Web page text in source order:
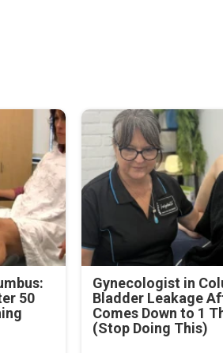
50
Gynecologist in
Bladder Leakage
Comes Down to 1
(Stop Doing This)